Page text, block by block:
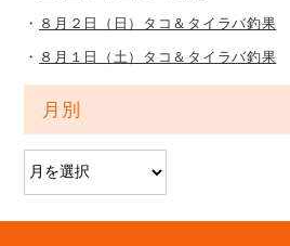
８月２日（日）タコ＆タイラバ釣果
８月１日（土）タコ＆タイラバ釣果
月別